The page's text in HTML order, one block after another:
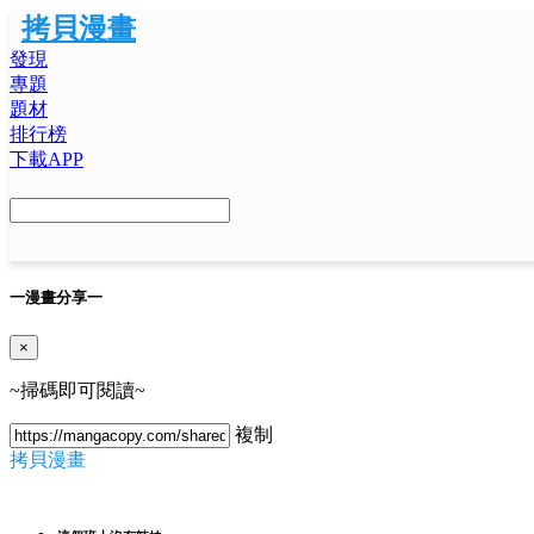
拷貝漫畫
發現
專題
題材
排行榜
下載APP
一漫畫分享一
×
~掃碼即可閱讀~
複制
拷貝漫畫